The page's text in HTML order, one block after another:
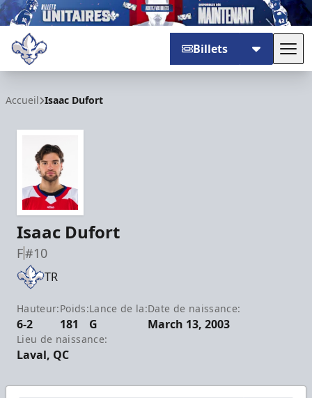
Billets
Accueil Isaac Dufort
Isaac Dufort
F#10
TR
Hauteur:
6-2
Poids:
181
Lance de la:
G
Date de naissance:
March 13, 2003
Lieu de naissance:
Laval, QC